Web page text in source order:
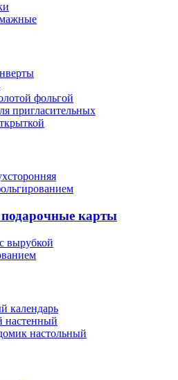
фольгой
пригласительных
карты
вырубкой
календарь
настенный
настольный